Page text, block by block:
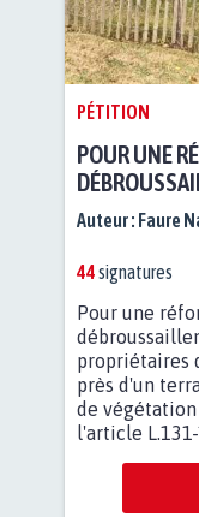
PÉTITION
POUR UNE
BASQUE ET
Auteur : Faure
44signatures
Pour une
propriétaires
près d'un
de
l'article